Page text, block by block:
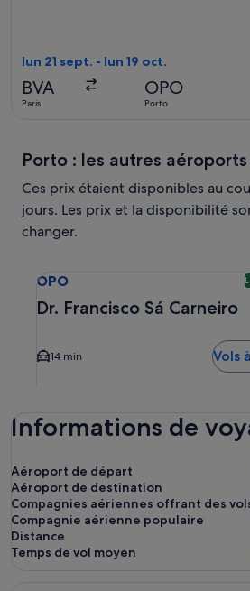
lun 21 sept. - lun 19 oct.
BVA
Paris
OPO
Porto
Porto : les autres
Ces prix étaient disponibles au
jours. Les prix et la disponibilité
changer.
OPO
Dr. Francisco Sá Carneiro
14 min Vols
Informations de
Aéroport de départ
Aéroport de destination
Compagnies aériennes offrant des
Compagnie aérienne populaire
Distance
Temps de vol moyen